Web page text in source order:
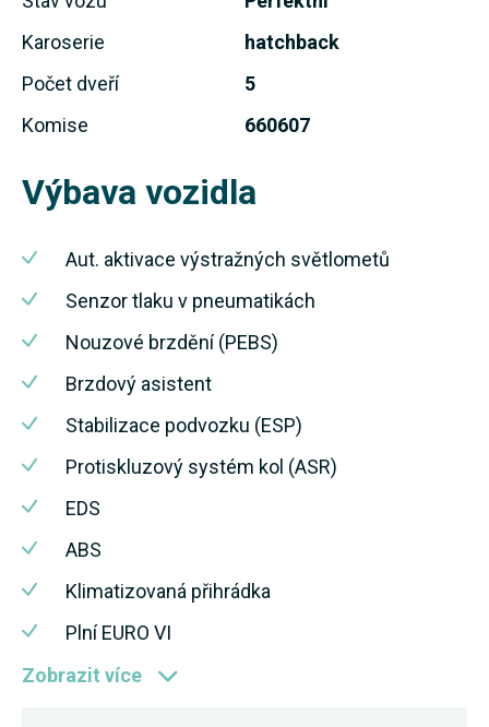
Karoserie
hatchback
Počet dveří
5
Komise
660607
Výbava vozidla
Aut. aktivace výstražných světlometů
Senzor tlaku v pneumatikách
Nouzové brzdění (PEBS)
Brzdový asistent
Stabilizace podvozku (ESP)
Protiskluzový systém kol (ASR)
EDS
ABS
Klimatizovaná přihrádka
Plní EURO VI
Zobrazit více